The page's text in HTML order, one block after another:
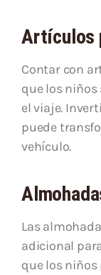
Artículos
Contar con
que los
el viaje.
puede
vehículo.
Las
adicional
que los